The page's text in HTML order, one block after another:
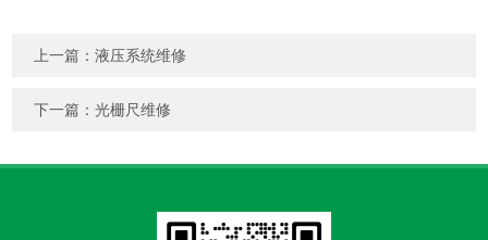
上一篇：液压系统维修
下一篇：光栅尺维修